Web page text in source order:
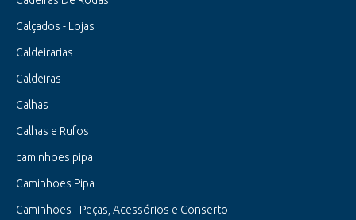
Calçados - Lojas
Caldeirarias
Caldeiras
Calhas
Calhas e Rufos
caminhoes pipa
Caminhoes Pipa
Caminhões - Peças, Acessórios e Conserto